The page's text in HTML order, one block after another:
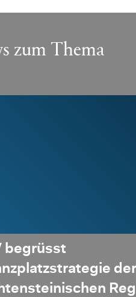
zum Thema
begrüsst
der